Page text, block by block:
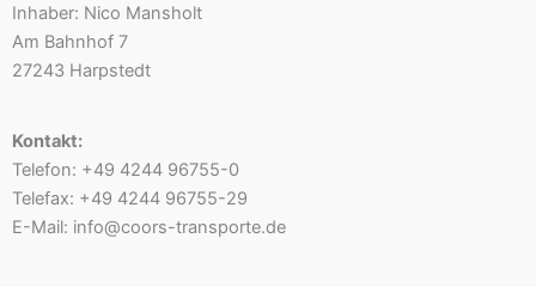
Inhaber: Nico Mansholt
Am Bahnhof 7
27243 Harpstedt
Kontakt:
Telefon: +49 4244 96755-0
Telefax: +49 4244 96755-29
E-Mail: info@coors-transporte.de